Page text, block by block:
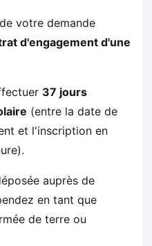
votre demande
d'engagement d'une
37 jours
(entre la date de
et l'inscription en
auprès de
en tant que
de terre ou